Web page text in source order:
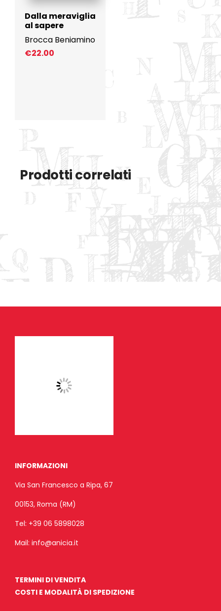
Dalla meraviglia
al sapere
Brocca Beniamino
€22.00
Prodotti correlati
INFORMAZIONI
Via San Francesco a Ripa, 67
00153, Roma (RM)
Tel: +39 06 5898028
Mail: info@anicia.it
TERMINI DI VENDITA
COSTI E MODALITÀ DI SPEDIZIONE